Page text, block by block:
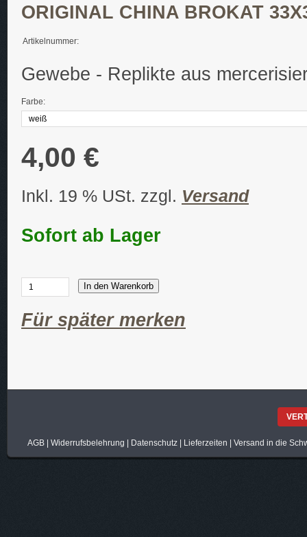
ORIGINAL CHINA BROKAT
Artikelnummer:
Gewebe - Replikte aus
Farbe:
4,00 €
Inkl. 19 % USt. zzgl. Versand
Sofort ab Lager
In den Warenkorb
Für später merken
AGB| Widerrufsbelehrung Datenschutz| Lieferzeiten Versand in die